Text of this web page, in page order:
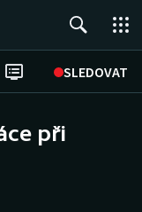
SLEDOVAT
při